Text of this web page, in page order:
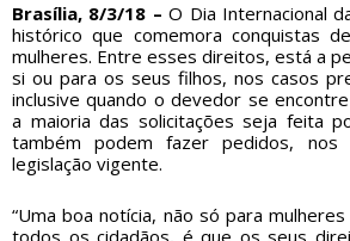
Brasília, 8/3/18 – O Dia Internacional
histórico que comemora conquistas
mulheres. Entre esses direitos, está a
si ou para os seus filhos, nos casos
inclusive quando o devedor se
a maioria das solicitações seja feita
também podem fazer pedidos, nos
legislação vigente.
“Uma boa notícia, não só para